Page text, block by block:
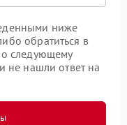
ниже
обратиться в
следующему
не нашли ответ на